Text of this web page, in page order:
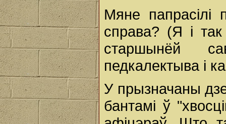
Мяне папрасілі
справа? (Я і
старшынёй
педкалектыва і
У прызначаны
бантамі ў